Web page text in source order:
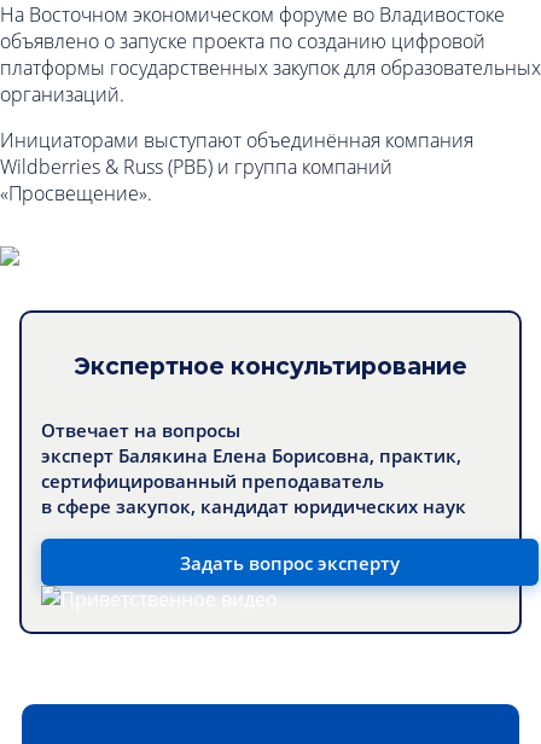
На Восточном экономическом форуме во Владивостоке
объявлено о запуске проекта по созданию цифровой
платформы государственных закупок для образовательных
организаций.
Инициаторами выступают объединённая компания
Wildberries & Russ (РВБ) и группа компаний
«Просвещение».
Экспертное консультирование
Отвечает на вопросы
эксперт Балякина Елена Борисовна, практик,
сертифицированный преподаватель
в сфере закупок, кандидат юридических наук
Задать вопрос эксперту